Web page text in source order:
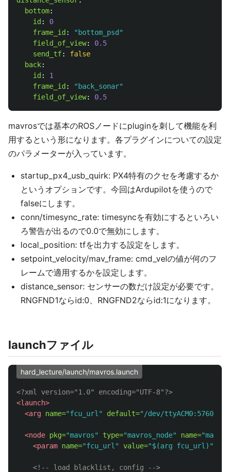
bottom:
id :
0
frame_id : " bottom_psd"
field_of_view:
0.5
send_tf:
false
back:
id :
1
frame_id : " back_sonar"
field_of_view: 0.5
mavrosでは基本のROSノードにpluginを刺して機能を利
用するという形になります。各プラグインについての設定
のパラメーターが入っています。
startup_px4_usb_quirk: PX4特有のクセを考慮するか
というオプションです。今回はArdupilotを使うので
falseにします。
conn/timesync_rate: timesyncを有効にするといろい
ろ警告が出るので0.0で無効にします。
local_position: tfを出力する設定をします。
setpoint_velocity/mav_frame: cmd_velの値が何のフ
レームで適用するかを設定します。
distance_sensor: センサーの数だけ設定が必要です。
RNGFND1ならid:0、RNGFND2ならid:1になります。
launchファイル
hard_lecture/launch/mavros.launch
<?xml version="1.0" encoding="UTF-8"?>
<launch>
<arg name="fcu_url" default="/dev/ttyACM0:57600"
<node pkg="mavros" type="mavros_node" name=
<param name="fcu_url" value="$(arg fcu_url)"
<!-- load blacklist, config -->